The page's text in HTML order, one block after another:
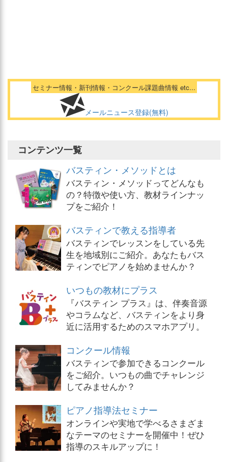
セミナー情報・新刊情報・コンクール課題曲情報 etc...
メールニュース登録(無料)
コンテンツ一覧
バスティン・メソッドとは
バスティン・メソッドってどんなも
の？特徴や使い方、教材ラインナッ
プをご紹介！
バスティンで教える指導者
バスティンでレッスンをしている先
生を地域別にご紹介。あなたもバス
ティンでピアノを始めませんか？
いつもの教材にプラス
『バスティン プラス』は、伴奏音源
やコラムなど、バスティンをより身
近に活用するためのスマホアプリ。
コンクール情報
バスティンで参加できるコンクール
をご紹介。いつもの曲でチャレンジ
してみませんか？
ピアノ指導法セミナー
オンラインや実地で学べるさまざま
なテーマのセミナーを開催中！ぜひ
指導のスキルアップに！